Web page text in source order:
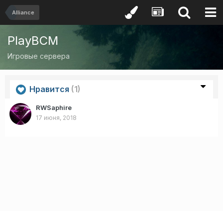
Alliance
PlayBCM
Игровые сервера
Нравится (1)
RWSaphire
17 июня, 2018